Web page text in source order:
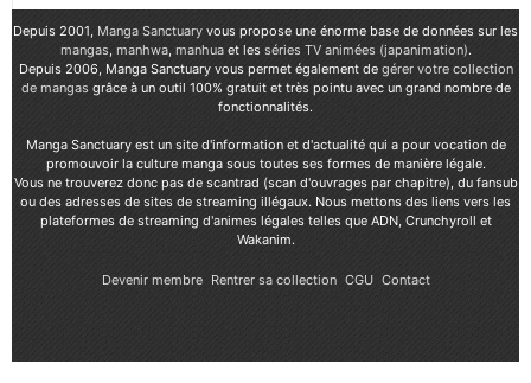
Depuis 2001, Manga Sanctuary vous propose une énorme base de données sur les
mangas, manhwa, manhuaet les séries TV animées (japanimation).
Depuis 2006, Manga Sanctuary vous permet également de gérer votre collection
de mangasgrâce à un outil 100% gratuit et très pointu avec un grand nombre de
fonctionnalités.
Manga Sanctuary est un site d'information et d'actualité qui a pour vocation de
promouvoir la culture manga sous toutes ses formes de manière légale.
Vous ne trouverez donc pas de scantrad (scan d'ouvrages par chapitre), du fansub
ou des adresses de sites de streaming illégaux. Nous mettons des liens vers les
plateformes de streaming d'animes légales telles que ADN, Crunchyroll et
Wakanim.
Devenir membre Rentrer sa collection CGU Contact